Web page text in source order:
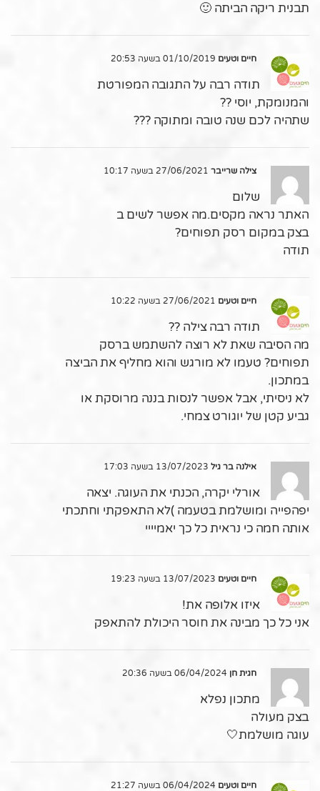
תבנית ריקה הביתה 🙂
חיים וטעים
תודה רבה על התגובה המפורטת
והמנומקת, יוסי ??
שתהיה לכם שנה טובה ומתוקה ???
צילה שרייבר
שלום
האתר נראה מקסים.מה אפשר לשים ב
בצק במקום רסק תפוחים?
תודה
חיים וטעים
תודה רבה צילה ??
מה הסיבה שאת לא רוצה להשתמש ברסק
תפוחים? טעמו לא מורגש והוא מחליף את הביצה
במתכון.
לא ניסיתי, אבל אפשר לנסות בננה מרוסקת או
גביע קטן של יוגורט צמחי.
אילנה בר גיל
אורלי יקרה, הכנתי את העוגה. יצאה
יפהפייה ומושלמת בטעמה )לא התאפקתי וחתכתי
אותה חמה כי נראית כל כך יאמיייי
חיים וטעים
איזו אלופה את!
אני כל כך מבינה את חוסר היכולת להתאפק
חגית חן
מתכון נפלא
בצק מעולה
עוגה מושלמת🤍
חיים וטעים